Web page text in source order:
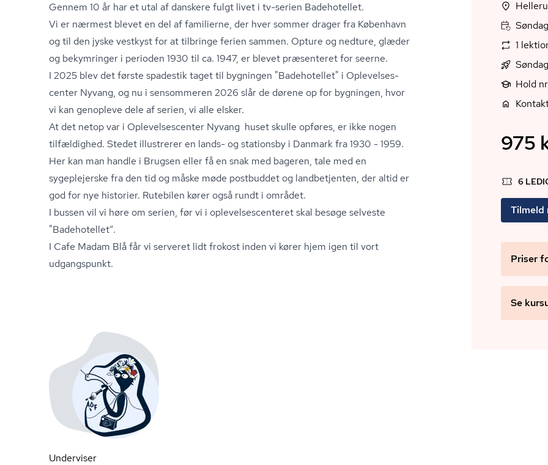
Gennem 10 år har et utal af danskere fulgt livet i tv-serien Badehotellet.
Vi er nærmest blevet en del af familierne, der hver sommer drager fra København
og til den jyske vestkyst for at tilbringe ferien sammen. Opture og nedture, glæder
og bekymringer i perioden 1930 til ca. 1947, er blevet præsenteret for seerne.
I 2025 blev det første spadestik taget til bygningen "Badehotellet" i Op­le­vel­ses­
cen­ter Nyvang, og nu i sensommeren 2026 slår de dørene op for bygningen, hvor
vi kan genopleve dele af serien, vi alle elsker.
At det netop var i Op­le­vel­ses­cen­ter Nyvang huset skulle opføres, er ikke nogen
tilfældighed. Stedet illustrerer en lands- og stationsby i Danmark fra 1930 - 1959.
Her kan man handle i Brugsen eller få en snak med bageren, tale med en
sygeplejerske fra den tid og måske møde postbuddet og landbetjenten, der altid er
god for nye historier. Rutebilen kører også rundt i området.
I bussen vil vi høre om serien, før vi i op­le­vel­ses­cen­te­ret skal besøge selveste
"Badehotellet”.
I Cafe Madam Blå får vi serveret lidt frokost inden vi kører hjem igen til vort
udgangspunkt.
1
Hold
975
6
Tilmeld
Priser
Se
Underviser